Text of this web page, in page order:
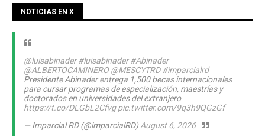
NOTICIAS EN X
@luisabinader #luisabinader #Abinader
@ALBERTOCAMINERO @MESCYTRD #imparcialrd
Presidente Abinader entrega 1,500 becas internacionales
para cursar programas de especialización, maestrías y
doctorados en universidades del extranjero
https://t.co/DLGbL2Cfvg pic.twitter.com/9q3h9QGzGf
— Imparcial RD (@imparcialRD)August 6, 2026